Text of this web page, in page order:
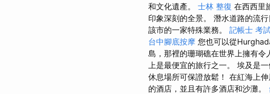
和文化遺產。 士林 整復 在西西里
印象深刻的全景。 潛水道路的流
該市的一家特殊業務。 記帳士 考
台中腳底按摩 您也可以從
島，那裡的珊瑚礁在世界上擁有令
上是最便宜的旅行之一。 埃及是
休息場所可保證放鬆！ 在紅海上
的酒店，並且有許多酒店和沙灘。